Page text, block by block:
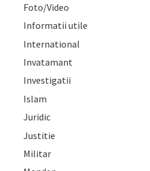
Foto/Video
Informatii utile
International
Invatamant
Investigatii
Islam
Juridic
Justitie
Militar